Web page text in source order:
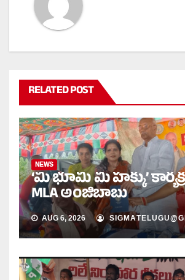
RELATED POST
NEWS
‘మీ భూమి మీ హక్కు’
MLA అంజిబాబు
AUG 6, 2026